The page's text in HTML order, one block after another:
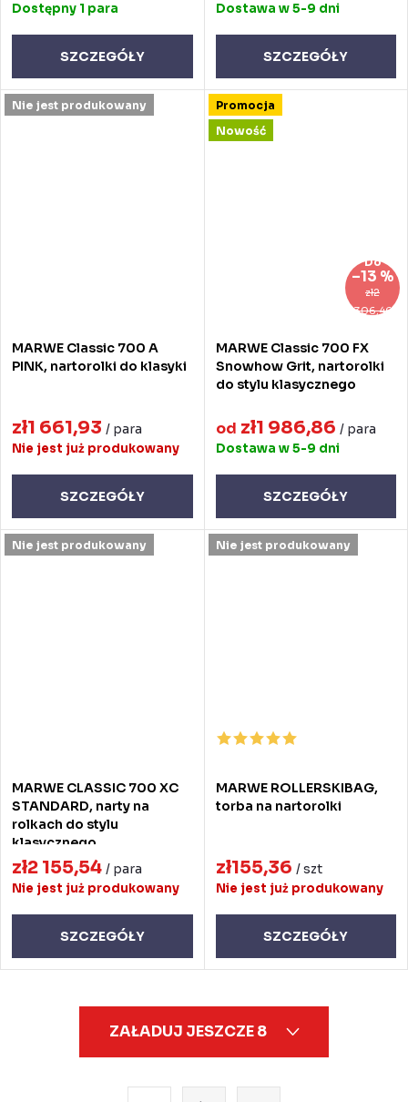
Dostępny 1 para
SZCZEGÓŁY
Dostawa w 5-9 dni
SZCZEGÓŁY
Nie jest produkowany
MARWE Classic 700 A
PINK, nartorolki do klasyki
zł1 661,93 / para
Nie jest już produkowany
SZCZEGÓŁY
Promocja
Nowość
zł2
306,46
Do
–13 %
MARWE Classic 700 FX
Snowhow Grit, nartorolki
do stylu klasycznego
od zł1 986,86 / para
Dostawa w 5-9 dni
SZCZEGÓŁY
Nie jest produkowany
MARWE CLASSIC 700 XC
STANDARD, narty na
rolkach do stylu
klasycznego
zł2 155,54 / para
Nie jest już produkowany
SZCZEGÓŁY
Nie jest produkowany
MARWE ROLLERSKIBAG,
torba na nartorolki
zł155,36 / szt
Nie jest już produkowany
SZCZEGÓŁY
ZAŁADUJ JESZCZE 8